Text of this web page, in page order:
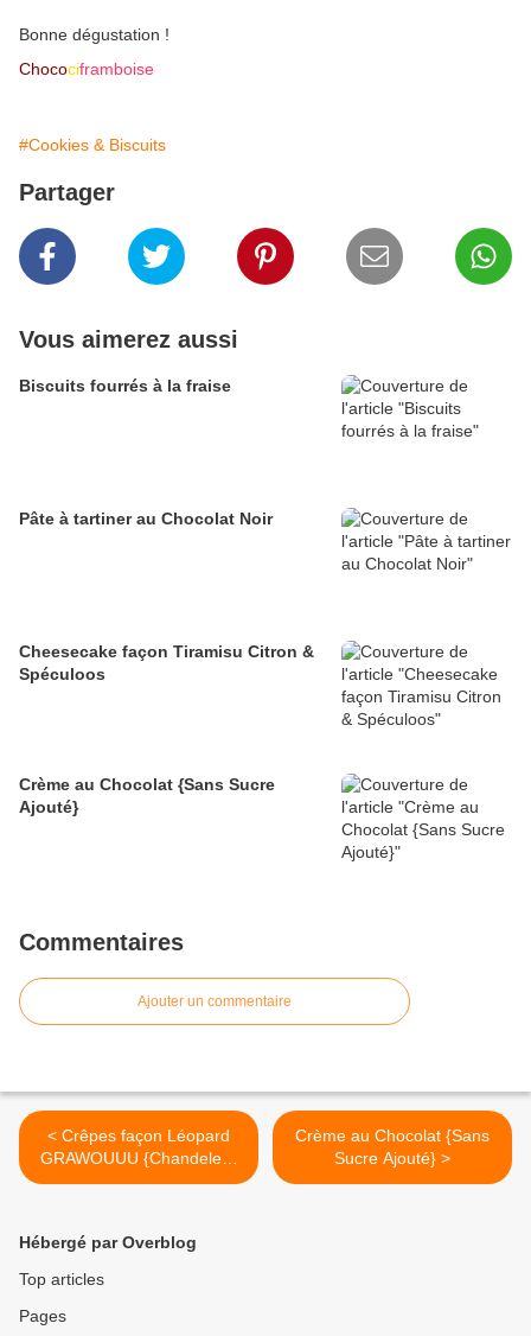
Bonne dégustation !
Chocociframboise
#Cookies & Biscuits
Partager
Vous aimerez aussi
Biscuits fourrés à la fraise
Pâte à tartiner au Chocolat Noir
Cheesecake façon Tiramisu Citron &
Spéculoos
Crème au Chocolat {Sans Sucre
Ajouté}
Commentaires
Ajouter un commentaire
< Crêpes façon Léopard
GRAWOUUU {Chandeleur
2026}
Crème au Chocolat {Sans
Sucre Ajouté} >
Hébergé par Overblog
Top articles
Pages